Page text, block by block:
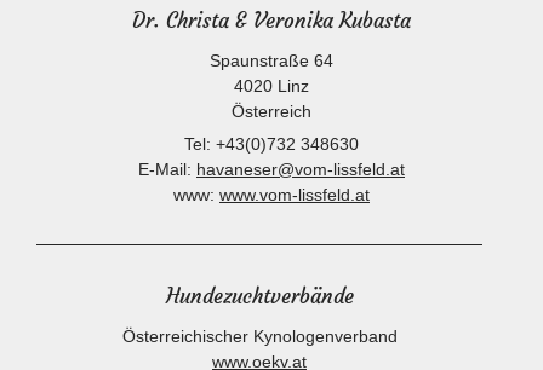
Hundezuchtverbände
Österreichischer Kynologenverband
www.oekv.at
Dr. Christa & Veronika Kubasta
Spaunstraße 64
4020 Linz
Österreich
Tel: +43(0)732 348630
E-Mail: havaneser@vom-lissfeld.at
www: www.vom-lissfeld.at